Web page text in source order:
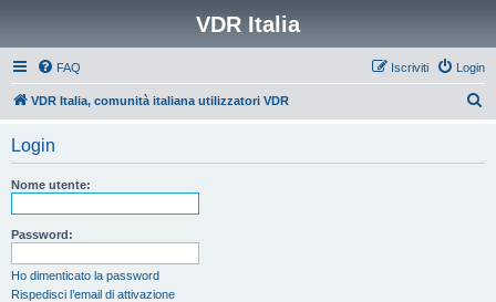
VDR Italia
FAQ Login
Iscriviti
VDR Italia, comunità italiana utilizzatori VDR
Login
Nome utente:
Password:
Ho dimenticato la password
Rispedisci l’email di attivazione